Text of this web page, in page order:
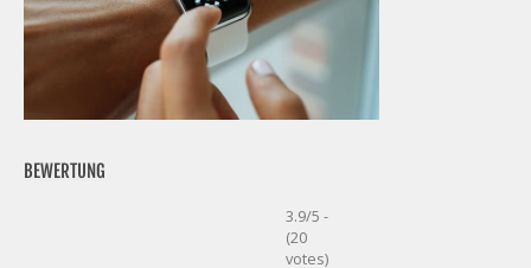
BEWERTUNG
3.9/5 -
(20
votes)